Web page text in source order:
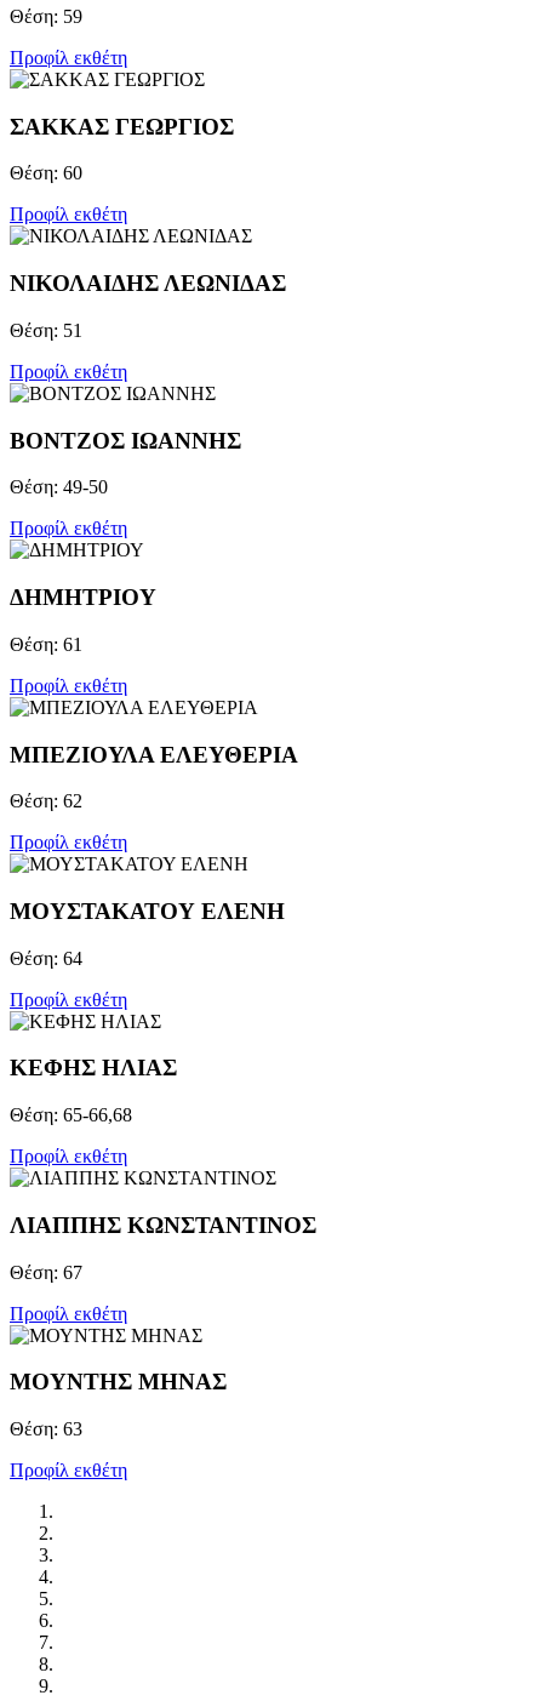
Θέση: 59
Προφίλ εκθέτη
ΣΑΚΚΑΣ ΓΕΩΡΓΙΟΣ
Θέση: 60
Προφίλ εκθέτη
ΝΙΚΟΛΑΙΔΗΣ ΛΕΩΝΙΔΑΣ
Θέση: 51
Προφίλ εκθέτη
ΒΟΝΤΖOΣ ΙΩΑΝΝΗΣ
Θέση: 49-50
Προφίλ εκθέτη
ΔΗΜΗΤΡΙΟΥ
Θέση: 61
Προφίλ εκθέτη
ΜΠΕΖΙΟΥΛΑ ΕΛΕΥΘΕΡΙΑ
Θέση: 62
Προφίλ εκθέτη
ΜΟΥΣΤΑΚΑΤΟΥ ΕΛΕΝΗ
Θέση: 64
Προφίλ εκθέτη
ΚΕΦΗΣ ΗΛΙΑΣ
Θέση: 65-66,68
Προφίλ εκθέτη
ΛΙΑΠΠΗΣ KΩΝΣΤΑΝΤΙΝΟΣ
Θέση: 67
Προφίλ εκθέτη
ΜΟΥΝΤΗΣ ΜΗΝΑΣ
Θέση: 63
Προφίλ εκθέτη